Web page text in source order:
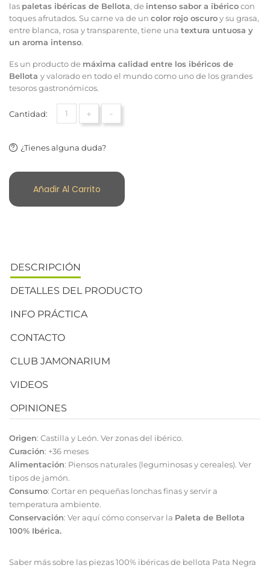
las paletas ibéricas de Bellota, de intenso sabor a ibéricocon
toques afrutados. Su carne va de un color rojo oscuroy su grasa,
entre blanca, rosa y transparente, tiene una textura untuosa y
un aroma intenso.
Es un producto de máxima calidad entre los ibéricos de
Bellota y valorado en todo el mundo como uno de los grandes
tesoros gastronómicos.
Cantidad: + -
¿Tienes alguna duda?
Añadir Al Carrito
DESCRIPCIÓN
DETALLES DEL PRODUCTO
INFO PRÁCTICA
CONTACTO
CLUB JAMONARIUM
VIDEOS
OPINIONES
Origen: Castilla y León. Ver zonas del ibérico.
Curación: +36 meses
Alimentación: Piensos naturales (leguminosas y cereales). Ver
tipos de jamón.
Consumo: Cortar en pequeñas lonchas finas y servir a
temperatura ambiente.
Conservación: Ver aquí cómo conservar la Paleta de Bellota
100% Ibérica.
Saber más sobre las piezas 100% ibéricas de bellota Pata Negra